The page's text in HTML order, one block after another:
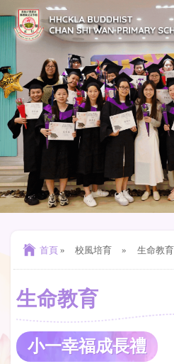
首頁 » 校風培育 » 生命教育
生命教育
小一幸福成長禮